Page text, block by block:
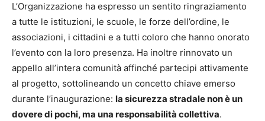
L’Organizzazione ha espresso un sentito ringraziamento
a tutte le istituzioni, le scuole, le forze dell’ordine, le
associazioni, i cittadini e a tutti coloro che hanno onorato
l’evento con la loro presenza. Ha inoltre rinnovato un
appello all’intera comunità affinché partecipi attivamente
al progetto, sottolineando un concetto chiave emerso
durante l’inaugurazione: la sicurezza stradale non è un
dovere di pochi, ma una responsabilità collettiva.